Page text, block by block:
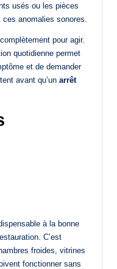
usés ou les pièces
anomalies sonores.
pour agir.
quotidienne permet
et de demander
avant qu’un arrêt
à la bonne
C’est
froides, vitrines
fonctionner sans